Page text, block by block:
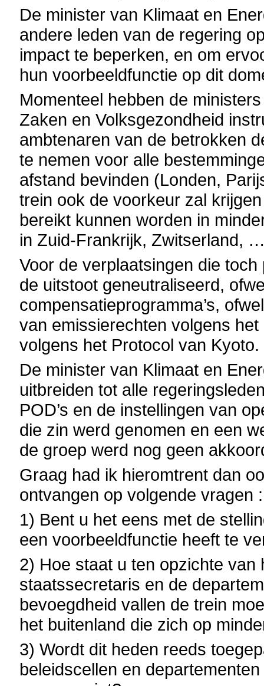
De minister van Klimaat en
andere leden van de regering
impact te beperken, en om
hun voorbeeldfunctie op dit
Momenteel hebben de
Zaken en Volksgezondheid
ambtenaren van de betrokken
te nemen voor alle
afstand bevinden (Londen,
trein ook de voorkeur zal
bereikt kunnen worden in
in Zuid-Frankrijk, Zwitserland,
Voor de verplaatsingen die
de uitstoot geneutraliseerd,
compensatieprogramma’s,
van emissierechten volgens
volgens het Protocol van Kyoto.
De minister van Klimaat en
uitbreiden tot alle
POD’s en de instellingen van
die zin werd genomen en een
de groep werd nog geen
Graag had ik hieromtrent dan
ontvangen op volgende vragen :
1) Bent u het eens met de
een voorbeeldfunctie heeft te
2) Hoe staat u ten opzichte
staatssecretaris en de
bevoegdheid vallen de trein
het buitenland die zich op
3) Wordt dit heden reeds
beleidscellen en